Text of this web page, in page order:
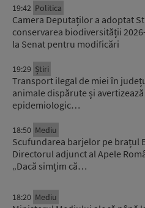
19:42 Politica
Camera Deputaților a adoptat
conservarea biodiversității
la Senat pentru modificări
19:29 Știri
Transport ilegal de miei în
animale dispărute și
epidemiologic…
18:50 Mediu
Scufundarea barjelor pe brațul
Directorul adjunct al Apele
„Dacă simțim că…
18:20 Mediu